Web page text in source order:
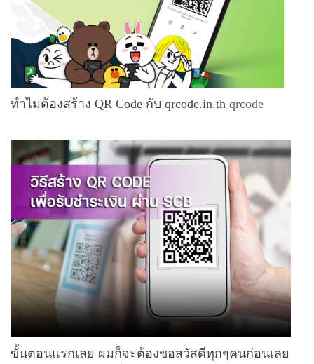
ทำไมต้องสร้าง QR Code กับ qrcode.in.th qrcode
ขั้นตอนแรกเลย ผมก็จะต้องขอสวัสดีทุกๆคนก่อนเลย